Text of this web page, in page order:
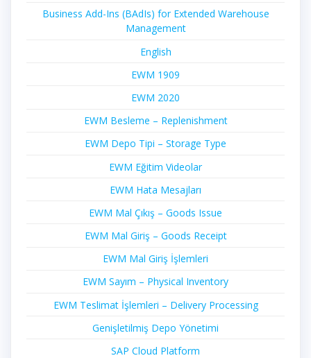
Business Add-Ins (BAdIs) for Extended Warehouse
Management
English
EWM 1909
EWM 2020
EWM Besleme – Replenishment
EWM Depo Tipi – Storage Type
EWM Eğitim Videolar
EWM Hata Mesajları
EWM Mal Çıkış – Goods Issue
EWM Mal Giriş – Goods Receipt
EWM Mal Giriş İşlemleri
EWM Sayım – Physical Inventory
EWM Teslimat İşlemleri – Delivery Processing
Genişletilmiş Depo Yönetimi
SAP Cloud Platform